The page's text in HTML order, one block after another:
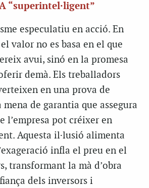
“superintel·ligent”
especulatiu en acció. En
valor no es basa en el que
avui, sinó en la promesa
demà. Els treballadors
en una prova de
mena de garantia que assegura
l’empresa pot créixer en
Aquesta il·lusió alimenta
infla el preu en el
transformant la mà d’obra
dels inversors i